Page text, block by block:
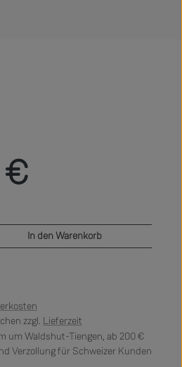
€
den gewünschten Wert
In den Warenkorb
zzgl. Lieferzeit
um Waldshut-Tiengen, ab 200 €
Verzollung für Schweizer Kunden